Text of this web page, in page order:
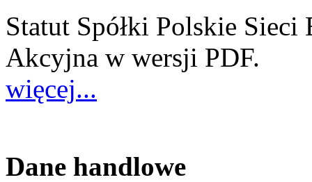
Statut Spółki Polskie Sieci
Akcyjna w wersji PDF.
więcej...
Dane handlowe